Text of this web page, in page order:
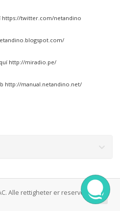
https://twitter.com/netandino
http://miradio.pe/
http://manual.netandino.net/
Alle rettigheter er reservert.